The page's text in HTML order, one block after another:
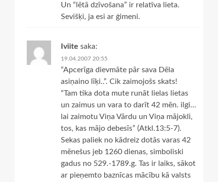
Un “lētā dzīvošana” ir relatīva lieta.
Sevišķi, ja esi ar ģimeni.
Iviite saka:
19.04.2007 20:55
“Apcerīga dievmāte pār sava Dēla
asiņaino līķi..”. Cik zaimojošs skats!
“Tam tika dota mute runāt lielas lietas
un zaimus un vara to darīt 42 mēn. ilgi…
lai zaimotu Viņa Vārdu un Viņa mājokli,
tos, kas mājo debesīs” (Atkl.13:5-7).
Sekas paliek no kādreiz dotās varas 42
mēnešus jeb 1260 dienas, simboliski
gadus no 529.-1789.g. Tas ir laiks, sākot
ar pieņemto baznīcas mācību kā valsts